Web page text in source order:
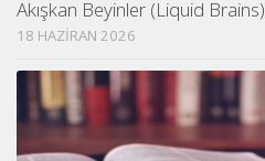
Akışkan Beyinler (Liquid Brains)
18 HAZIRAN 2026